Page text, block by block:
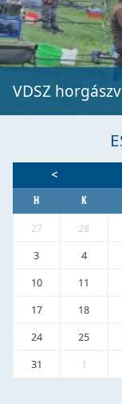
VDSZ
<
H K
27 28
3
4
10
11
17
18
24
25
31
1